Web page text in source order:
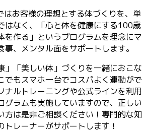
お客様の理想とする体づくりを、単
はなく、「心と体を健康にする100歳
を作る」というプログラムを理念にマ
事、メンタル面をサポートします。
」「美しい体」づくりを一緒におこな
でもスマホ一台でコスパよく運動がで
ナルトレーニングや公式ラインを利用
グラムも実施していますので、正しい
方は是非ご相談ください！専門的な知
レーナーがサポートします！